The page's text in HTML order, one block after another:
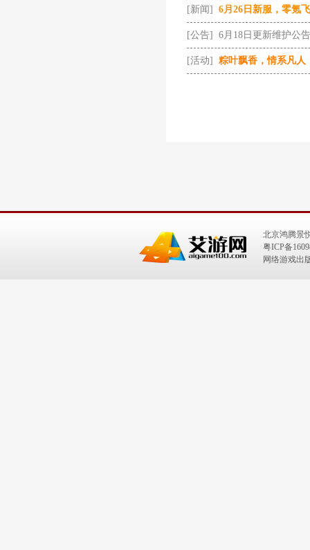
[新闻] 6月26日新服，零氪
[公告] 6月18日更新维护公告
[活动] 粽叶飘香，情系凡人
北京鸿腾景
粤ICP备
网络游戏出